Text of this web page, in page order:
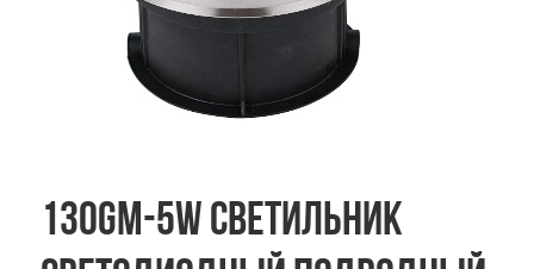
130GM-5W Светильник